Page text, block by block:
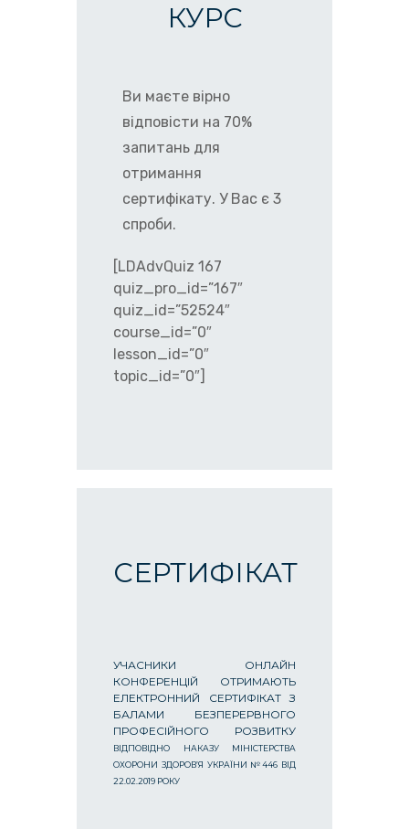
КУРС
Ви маєте вірно
відповісти на 70%
запитань для
отримання
сертифікату. У Вас є 3
спроби.
[LDAdvQuiz 167
quiz_pro_id=”167″
quiz_id=”52524″
course_id=”0″
lesson_id=”0″
topic_id=”0″]
СЕРТИФІКАТ
УЧАСНИКИ ОНЛАЙН
КОНФЕРЕНЦІЙ ОТРИМАЮТЬ
ЕЛЕКТРОННИЙ СЕРТИФІКАТ З
БАЛАМИ БЕЗПЕРЕРВНОГО
ПРОФЕСІЙНОГО РОЗВИТКУ
ВІДПОВІДНО НАКАЗУ МІНІСТЕРСТВА
ОХОРОНИ ЗДОРОВ’Я УКРАЇНИ №446 ВІД
22.02.2019 РОКУ